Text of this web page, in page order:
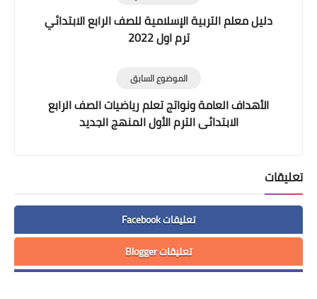
دليل معلم التربية الإسلامية للصف الرابع الابتدائي
ترم اول 2022
الموضوع السابق
الأهداف العامة ونواتج تعلم رياضيات الصف الرابع
الابتدائى الترم الأول المنهج الجديد
تعليقات
تعليقات Facebook
تعليقات Blogger